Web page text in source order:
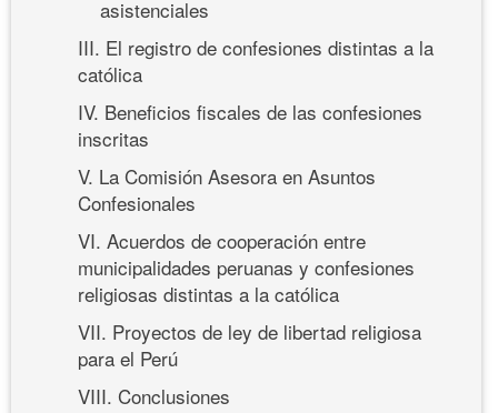
asistenciales
III. El registro de confesiones distintas a la
católica
IV. Beneficios fiscales de las confesiones
inscritas
V. La Comisión Asesora en Asuntos
Confesionales
VI. Acuerdos de cooperación entre
municipalidades peruanas y confesiones
religiosas distintas a la católica
VII. Proyectos de ley de libertad religiosa
para el Perú
VIII. Conclusiones